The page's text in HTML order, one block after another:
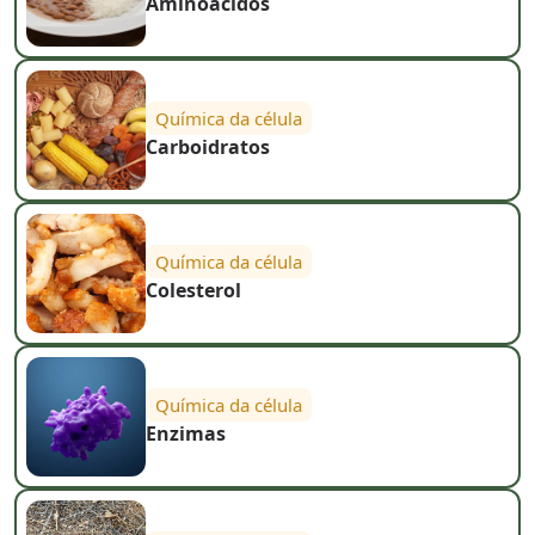
Química da célula
Carboidratos
Química da célula
Colesterol
Química da célula
Enzimas